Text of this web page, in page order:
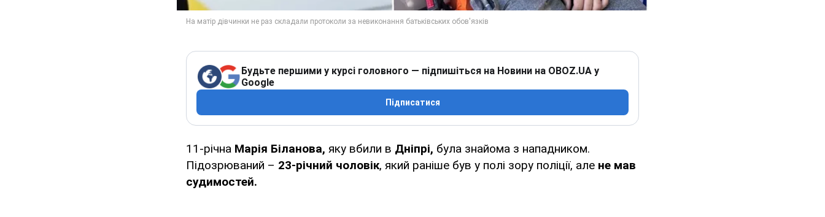
Будьте першими у курсі головного — підпишіться на Новини на OBOZ.UA у
Google
Підписатися
11-річна Марія Біланова, яку вбили в Дніпрі, була знайома з нападником.
Підозрюваний – 23-річний чоловік, який раніше був у полі зору поліції, але не мав
судимостей.